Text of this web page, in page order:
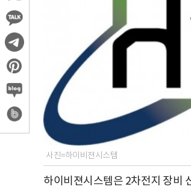
사진=하이비젼시스템
하이비젼시스템은 2차전지 장비